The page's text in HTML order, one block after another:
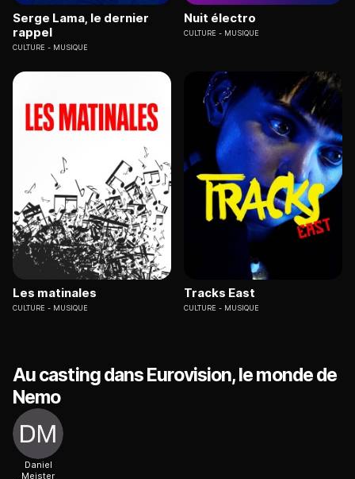
Serge Lama, le dernier
rappel
CULTURE MUSIQUE
Nuit électro
CULTURE MUSIQUE
Les matinales
CULTURE MUSIQUE
Tracks East
CULTURE MUSIQUE
Au casting dans Eurovision, le monde de
Nemo
Daniel
Meister